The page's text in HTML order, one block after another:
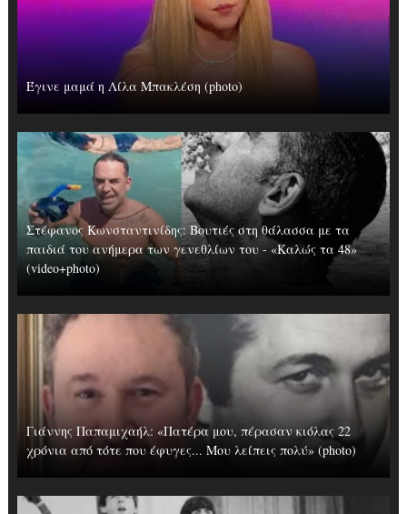
Έγινε μαμά η Λίλα Μπακλέση (photo)
Στέφανος Κωνσταντινίδης: Βουτιές στη θάλασσα με τα
παιδιά του ανήμερα των γενεθλίων του - «Καλώς τα 48»
(video+photo)
Γιάννης Παπαμιχαήλ: «Πατέρα μου, πέρασαν κιόλας 22
χρόνια από τότε που έφυγες... Μου λείπεις πολύ» (photo)